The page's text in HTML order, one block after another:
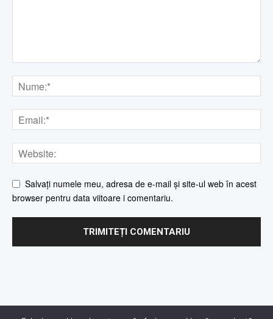
Salvați numele meu, adresa de e-mail și site-ul web în acest
browser pentru data viitoare i comentariu.